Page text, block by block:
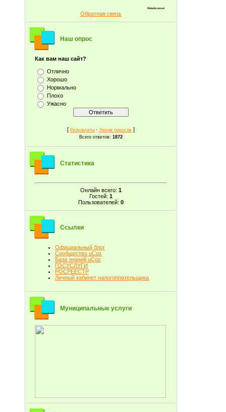
Обратная связь
Наш опрос
Как вам наш сайт?
Отлично
Хорошо
Нормально
Плохо
Ужасно
[ Результаты · Архив опросов ]
Всего ответов: 1872
Статистика
Онлайн всего: 1
Гостей: 1
Пользователей: 0
Ссылки
Официальный блог
Сообщество uCoz
База знаний uCoz
ГОСУСЛУГИ
РОСРЕЕСТР
Личный кабинет налогоплательщика
Муниципальные услуги